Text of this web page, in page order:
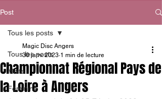
Post
Tous les posts
Mixte
Féminine
Tous les posts
Championnat Régional Pays de
la Loire à Angers
Magic Disc Angers
30 janv. 2023 1 min de lecture